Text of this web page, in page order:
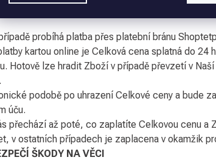
pro provedení platby Vám zašleme v
probíhá platba přes platební bránu
kartou online je Celková cena splatná do 24
Hotově lze hradit Zboží v případě převzetí v
podobě po uhrazení Celkové ceny a bude
úču.
přechází až poté, co zaplatíte Celkovou cenu
v ostatních případech je zaplacena v okamžik
ŠKODY NA VĚCI